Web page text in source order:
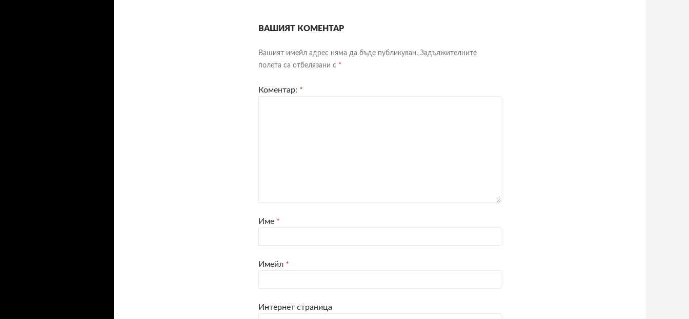
ВАШИЯТ КОМЕНТАР
Вашият имейл адрес няма да бъде публикуван. Задължителните
полета са отбелязани с *
Коментар: *
Име *
Имейл *
Интернет страница